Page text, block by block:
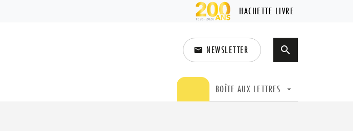
HACHETTE LIVRE
email NEWSLETTER search
BOÎTE AUX LETTRES arrow_drop_down